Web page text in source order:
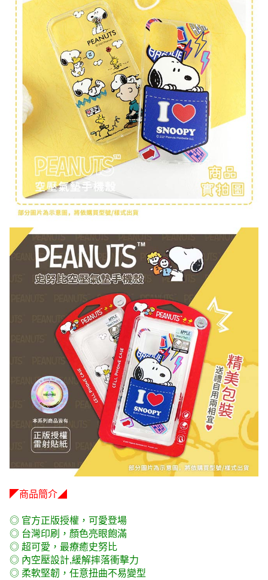
◤商品簡介◢
◎ 官方正版授權，可愛登場
◎ 台灣印刷，顏色亮眼飽滿
◎ 超可愛，最療癒史努比
◎ 內空壓設計,緩解摔落衝擊力
◎ 柔軟堅韌，任意扭曲不易變型